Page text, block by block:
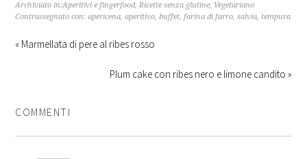
Archiviato in:Aperitivi e fingerfood,Ricette senza glutine, Vegetariano
Contrassegnato con:apericena,aperitivo,buffet,farina di farro,salvia, tempura
« Marmellata di pere al ribes rosso
Plum cake con ribes nero e limone candito »
COMMENTI